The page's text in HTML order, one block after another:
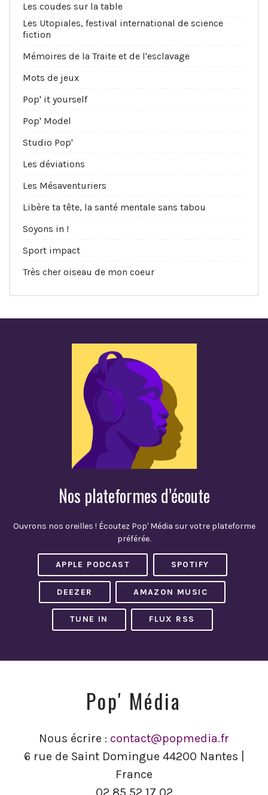
Les coudes sur la table
Les Utopiales, festival international de science
fiction
Mémoires de la Traite et de l'esclavage
Mots de jeux
Pop' it yourself
Pop' Model
Studio Pop'
Les déviations
Les Mésaventuriers
Libère ta tête, la santé mentale sans tabou
Soyons in !
Sport impact
Très cher oiseau de mon coeur
Nos plateformes d’écoute
Ouvrons nos oreilles ! Écoutez Pop' Média sur votre plateforme
préférée.
APPLE PODCAST SPOTIFY
DEEZER AMAZON MUSIC
TUNE IN FLUX RSS
Pop' Média
Nous écrire : contact@popmedia.fr
6 rue de Saint Domingue 44200 Nantes |
France